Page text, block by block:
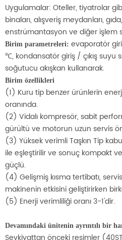
Uygulamalar: Oteller, tiyatrolar
binaları, alışveriş meydanları,
enstrümantasyon ve diğer işlem
Birim parametreleri: evaporatör
℃, kondansatör giriş / çıkış suyu
soğutucu akışkan kullanarak.
Birim özellikleri
(1) Kuru tip benzer ürünlerin enerji
oranında.
(2) Vidalı kompresör, sabit
gürültü ve motorun uzun servis
(3) Yüksek verimli Taşkın Tip
ile eşleştirilir ve sonuç kompakt
güçlü.
(4) Gelişmiş kısma tertibatı,
makinenin etkisini geliştirirken
(5) Enerji verimliliği oranı 3-1'dir.
Devamındaki ünitenin ayrıntılı bir